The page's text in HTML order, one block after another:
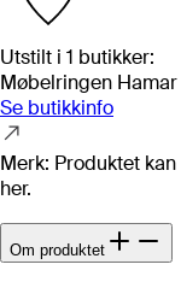
Utstilt i 1 butikker:
Møbelringen Hamar
Se butikkinfo
Merk: Produktet
her.
Om produktet